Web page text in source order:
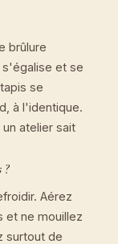
brûlure
s'égalise et se
se
à l'identique.
atelier sait
Aérez
et ne mouillez
surtout de